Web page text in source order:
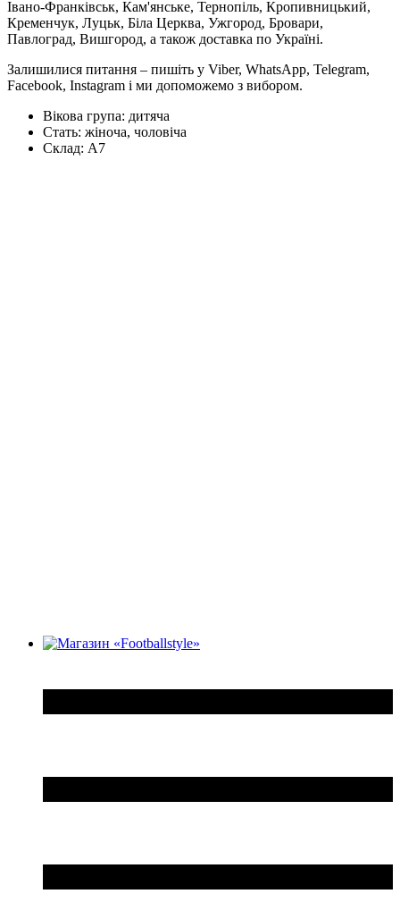
Івано-Франківськ, Кам'янське, Тернопіль, Кропивницький,
Кременчук, Луцьк, Біла Церква, Ужгород, Бровари,
Павлоград, Вишгород, а також доставка по Україні.
Залишилися питання – пишіть у Viber, WhatsApp, Telegram,
Facebook, Instagram і ми допоможемо з вибором.
Вікова група: дитяча
Стать: жіноча, чоловіча
Склад: А7